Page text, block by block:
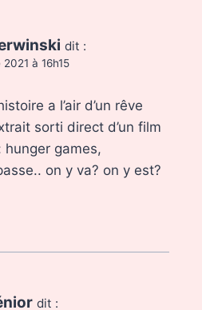
dit :
à 16h15
a l’air d’un rêve
sorti direct d’un film
games,
on y va? on y est?
dit :